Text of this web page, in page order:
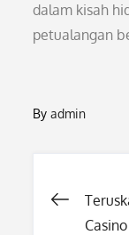
dalam kisah
petualangan
Byadmin
Post